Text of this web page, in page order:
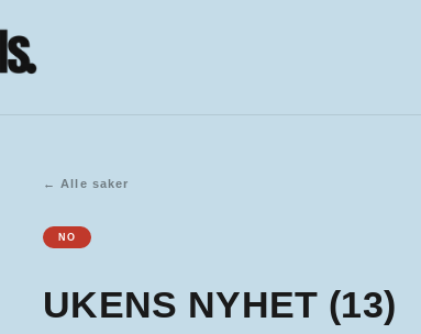
← Alle saker
NO
UKENS NYHET (13)